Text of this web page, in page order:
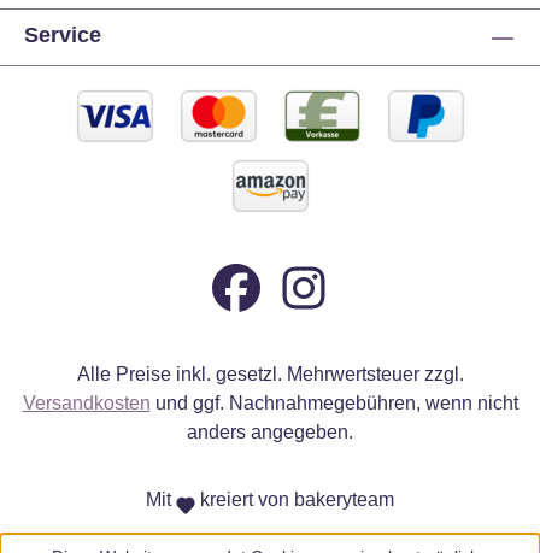
Service
Alle Preise inkl. gesetzl. Mehrwertsteuer zzgl.
Versandkosten und ggf. Nachnahmegebühren, wenn nicht
anders angegeben.
Mit kreiert von bakeryteam